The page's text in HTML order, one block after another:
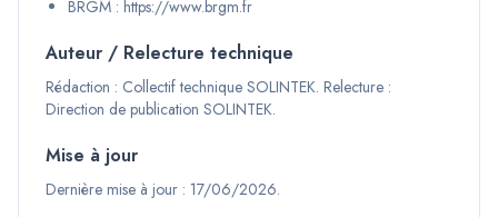
BRGM : https://www.brgm.fr
Auteur / Relecture technique
Rédaction : Collectif technique SOLINTEK. Relecture :
Direction de publication SOLINTEK.
Mise à jour
Dernière mise à jour : 17/06/2026.